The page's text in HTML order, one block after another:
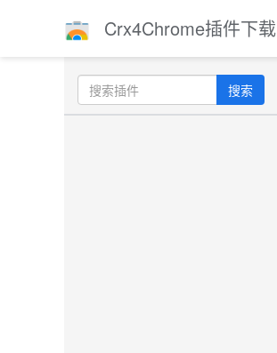
Crx4Chrome插件下载
搜索